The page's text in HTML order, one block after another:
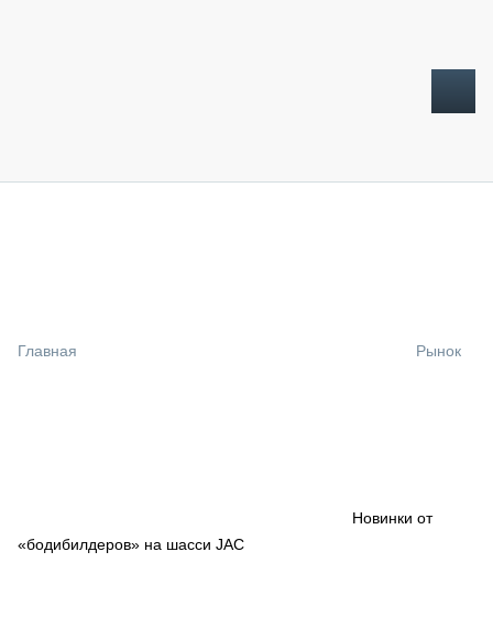
СПЕЦПРОЕКТЫ
Главная Рынок
Новинки от
«бодибилдеров» на шасси JAC